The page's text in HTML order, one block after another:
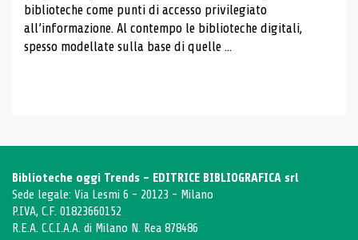
biblioteche come punti di accesso privilegiato
all’informazione. Al contempo le biblioteche digitali,
spesso modellate sulla base di quelle ...
Biblioteche oggi Trends - EDITRICE BIBLIOGRAFICA srl
Sede legale: Via Lesmi 6 - 20123 - Milano
P.IVA, C.F. 01823660152
R.E.A. C.C.I.A.A. di Milano N. Rea 878486